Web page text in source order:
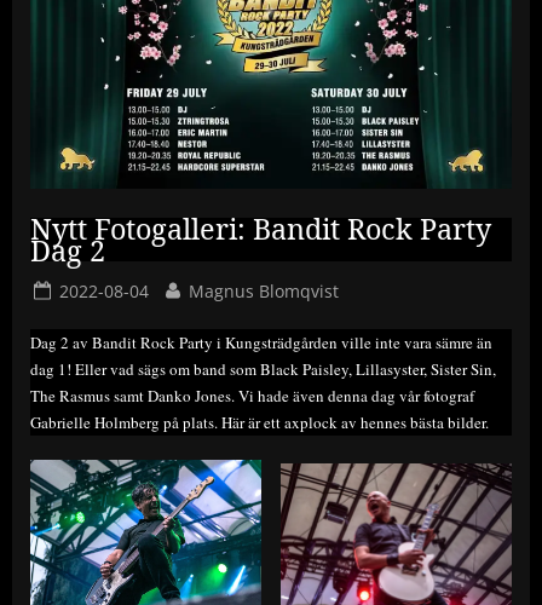
Nytt Fotogalleri: Bandit Rock Party
Dag 2
Posted
2022-08-04 By
Magnus Blomqvist
Dag 2 av Bandit Rock Party i Kungsträdgården ville inte vara sämre än
dag 1! Eller vad sägs om band som Black Paisley, Lillasyster, Sister Sin,
The Rasmus samt Danko Jones. Vi hade även denna dag vår fotograf
Gabrielle Holmberg på plats. Här är ett axplock av hennes bästa bilder.